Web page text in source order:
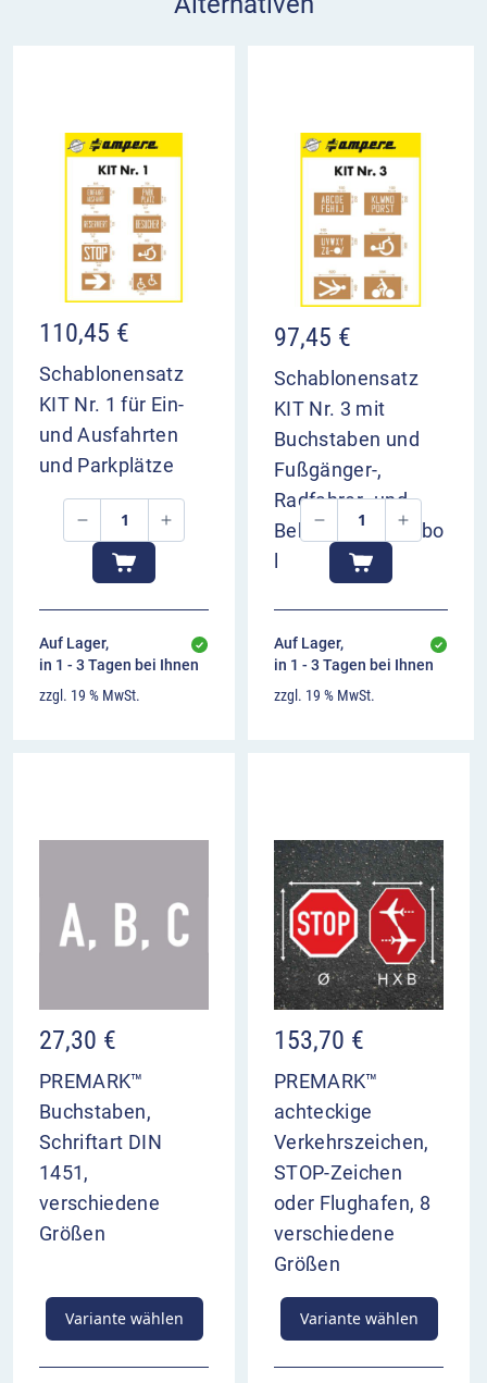
110,45 €
Schablonensatz
KIT Nr. 1 für Ein-
und Ausfahrten
und Parkplätze
Auf Lager,
in 1 - 3 Tagen bei Ihnen
zzgl. 19 % MwSt.
97,45 €
Schablonensatz
KIT Nr. 3 mit
Buchstaben und
Fußgänger-,
Radfahrer- und
Behindertensymbo
l
Auf Lager,
in 1 - 3 Tagen bei Ihnen
zzgl. 19 % MwSt.
27,30 €
PREMARK™
Buchstaben,
Schriftart DIN
1451,
verschiedene
Größen
Variante wählen
153,70 €
PREMARK™
achteckige
Verkehrszeichen,
STOP-Zeichen
oder Flughafen, 8
verschiedene
Größen
Variante wählen